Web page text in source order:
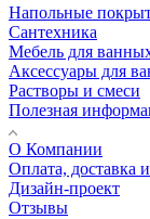
Напольные
Сантехника
Мебель для
Аксессуары для
Растворы и смеси
Полезная
О Компании
Оплата, доставка
Дизайн-проект
Отзывы